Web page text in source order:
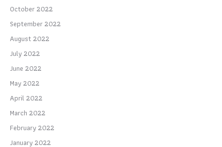
October 2022
September 2022
August 2022
July 2022
June 2022
May 2022
April 2022
March 2022
February 2022
January 2022